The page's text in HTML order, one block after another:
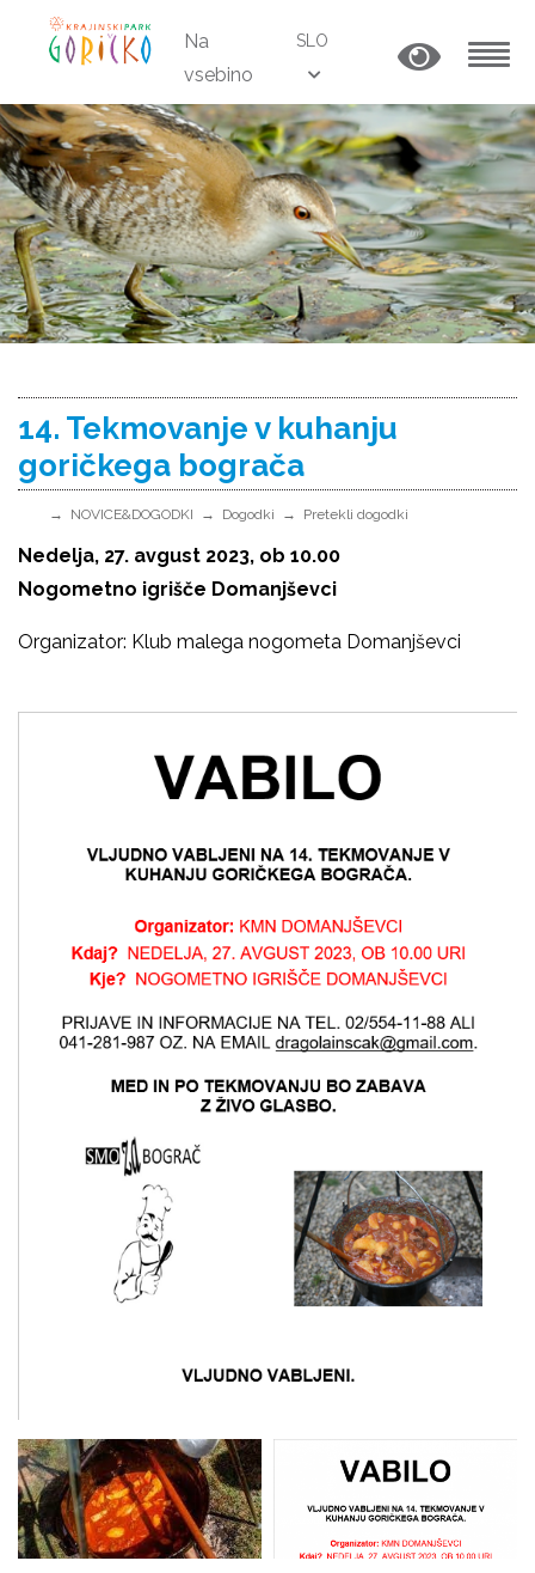
Na
vsebino
SLO
14. Tekmovanje v kuhanju
goričkega bograča
NOVICE&DOGODKI Dogodki Pretekli dogodki
Nedelja, 27. avgust 2023, ob 10.00
Nogometno igrišče Domanjševci
Organizator: Klub malega nogometa Domanjševci